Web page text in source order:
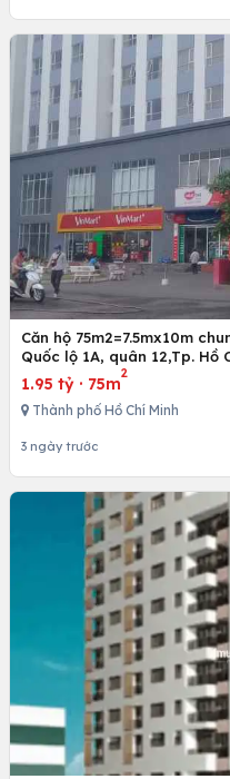
Căn hộ 75m2=7.5mx10m
Quốc lộ 1A, quân 12,Tp. Hồ
1.95 tỷ · 75m
2
Thành phố Hồ Chí Minh
3 ngày trước